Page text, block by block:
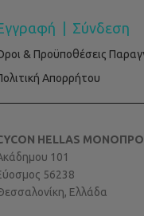
Σύνδεση
& Προϋποθέσεις
Απορρήτου
HELLAS
101
56238
Ελλάδα